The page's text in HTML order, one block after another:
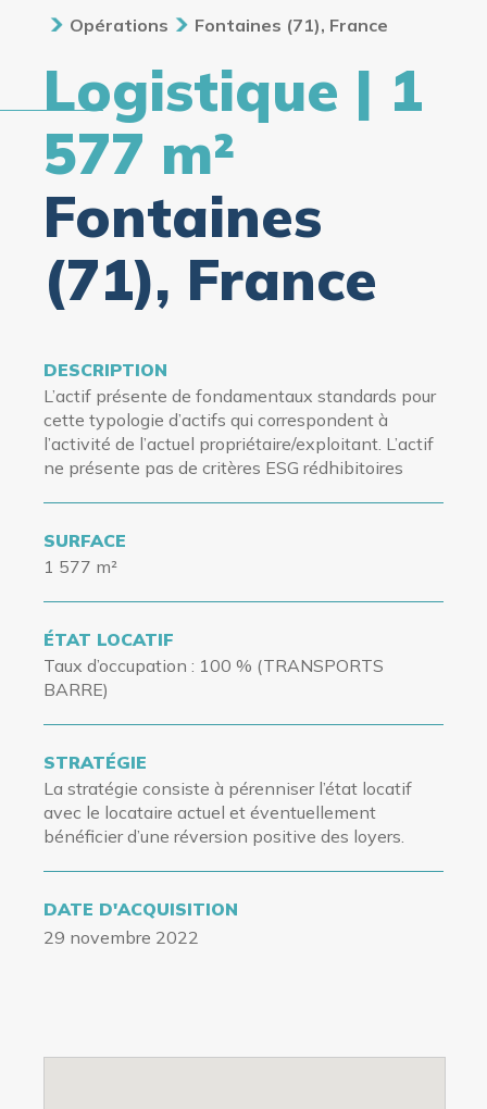
Opérations Fontaines (71), France
Logistique | 1
577 m²
Fontaines
(71), France
DESCRIPTION
L’actif présente de fondamentaux standards pour
cette typologie d’actifs qui correspondent à
l’activité de l’actuel propriétaire/exploitant. L’actif
ne présente pas de critères ESG rédhibitoires
SURFACE
1 577 m²
ÉTAT LOCATIF
Taux d’occupation: 100 % (TRANSPORTS
BARRE)
STRATÉGIE
La stratégie consiste à pérenniser l’état locatif
avec le locataire actuel et éventuellement
bénéficier d’une réversion positive des loyers.
DATE D'ACQUISITION
29 novembre 2022